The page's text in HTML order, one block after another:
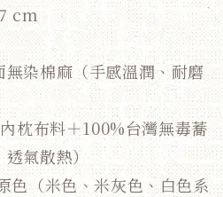
cm
染棉麻（手感溫潤、耐磨
枕布料＋100%台灣無毒蕎
氣散熱）
色（米色、米灰色、白色系